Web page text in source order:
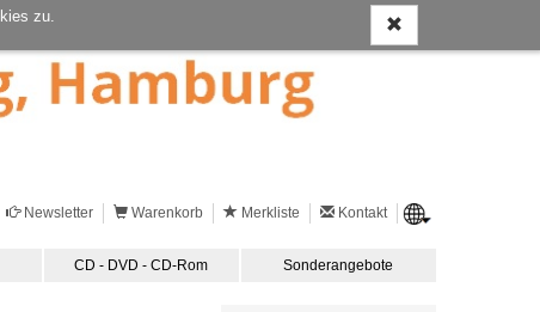
zu.
Newsletter Warenkorb Merkliste Kontakt
CD - DVD - CD-Rom Sonderangebote